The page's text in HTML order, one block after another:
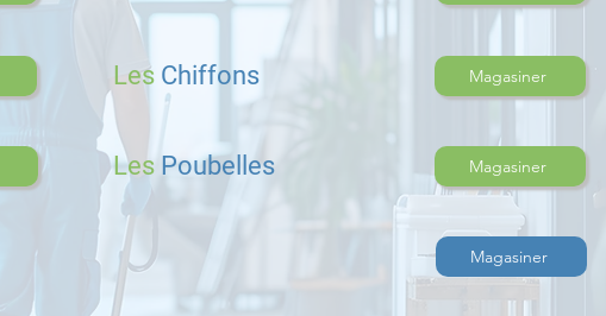
Les Chiffons Magasiner
Les Poubelles Magasiner
Magasiner